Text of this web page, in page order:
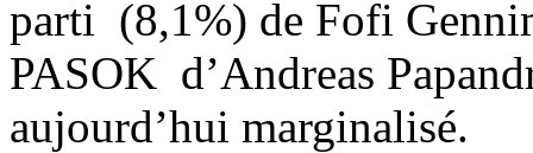
parti (8,1%) de Fofi
PASOK d’Andreas
aujourd’hui marginalisé.